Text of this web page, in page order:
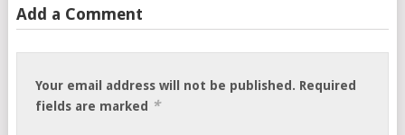
Add a Comment
Your email address will not be published. Required
fields are marked
*